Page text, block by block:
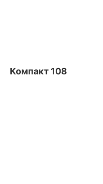
Компакт 108